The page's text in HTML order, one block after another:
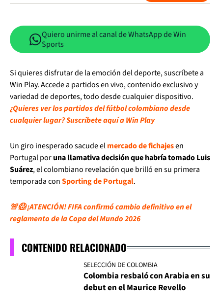
Quiero unirme al canal de WhatsApp de Win
Sports
Si quieres disfrutar de la emoción del deporte, suscríbete a
Win Play. Accede a partidos en vivo, contenido exclusivo y
variedad de deportes, todo desde cualquier dispositivo.
¿Quieres ver los partidos del fútbol colombiano desde
cualquier lugar? Suscríbete aquí a Win Play
Un giro inesperado sacude elmercado de fichajesen
Portugal poruna llamativa decisión que habría tomado Luis
Suárez, el colombiano revelación que brilló en su primera
temporada conSporting de Portugal.
🚨😱 ¡ATENCIÓN! FIFA confirmó cambio definitivo en el
reglamento de la Copa del Mundo 2026
CONTENIDO RELACIONADO
SELECCIÓN DE COLOMBIA
Colombia resbaló con Arabia en su
debut en el Maurice Revello